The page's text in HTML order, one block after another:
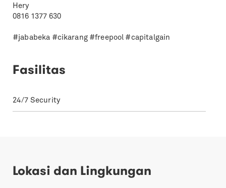
Hery
0816 1377 630
#jababeka #cikarang #freepool #capitalgain
Fasilitas
24/7 Security
Lokasi dan Lingkungan